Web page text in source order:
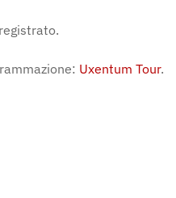
Uxentum Tour.